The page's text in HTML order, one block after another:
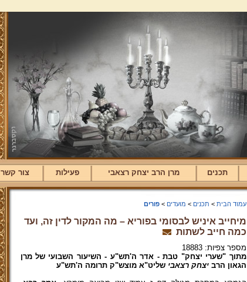
תכנים מרן הרב יצחק רצאבי פעילות צור קשר
עמוד הבית > תכנים > מועדים >פורים
מיחייב איניש לבסומי בפוריא – מה המקור לדין זה, ועד
כמה חייב לשתות
מספר צפיות: 18883
מתוך "שערי יצחק" טבת - אדר ה'תש"ע - השיעור השבועי של מרן
הגאון הרביצחק רצאבי שליט"א מוצש"ק תרומה ה'תש"ע